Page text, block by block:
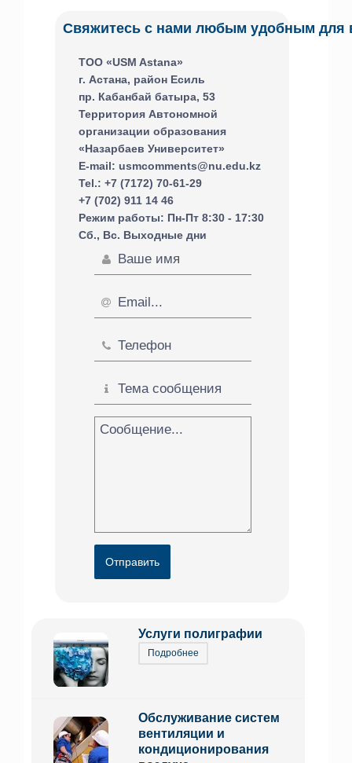
Свяжитесь с нами любым удобным для
ТОО «USM Astana»
г. Астана, район Есиль
пр. Кабанбай батыра, 53
Территория Автономной
организации образования
«Назарбаев Университет»
E-mail: usmcomments@nu.edu.kz
Tel.: +7 (7172) 70-61-29
+7 (702) 911 14 46
Режим работы: Пн-Пт 8:30 - 17:30
Сб., Вс. Выходные дни
Отправить
Услуги полиграфии
Подробнее
Обслуживание систем
вентиляции и
кондиционирования